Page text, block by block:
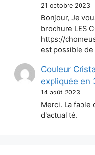
21 octobre 2023
Bonjour, Je
brochure LES
https://
est possible
Couleur
expliquée en
14 août 2023
Merci. La fable
d'actualité.